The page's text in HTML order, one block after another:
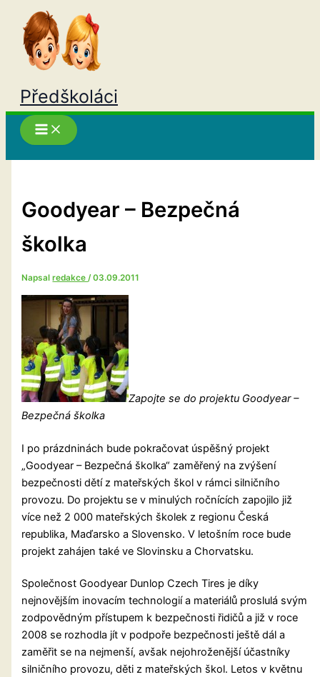
Přeskočit
obsah
Předškoláci
Goodyear – Bezpečná
školka
Napsalredakce/03.09.2011
Zapojte se do projektu Goodyear –
Bezpečná školka
I po prázdninách bude pokračovat úspěšný projekt
„Goodyear – Bezpečná školka“ zaměřený na zvýšení
bezpečnosti dětí z mateřských škol v rámci silničního
provozu. Do projektu se v minulých ročnících zapojilo již
více než 2 000 mateřských školek z regionu Česká
republika, Maďarsko a Slovensko. V letošním roce bude
projekt zahájen také ve Slovinsku a Chorvatsku.
Společnost Goodyear Dunlop Czech Tires je díky
nejnovějším inovacím technologií a materiálů proslulá svým
zodpovědným přístupem k bezpečnosti řidičů a již v roce
2008 se rozhodla jít v podpoře bezpečnosti ještě dál a
zaměřit se na nejmenší, avšak nejohroženější účastníky
silničního provozu, děti z mateřských škol. Letos v květnu